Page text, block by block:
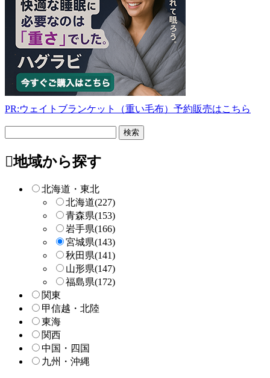
PR:ウェイトブランケット（重い毛布）予約販売はこちら
ー
検地域から探す
北海道・東北
北海道(227)
青森県(153)
岩手県(166)
宮城県(143)
秋田県(141)
山形県(147)
福島県(172)
関東
甲信越・北陸
東海
関西
中国・四国
九州・沖縄